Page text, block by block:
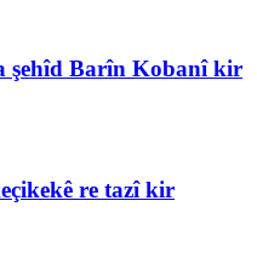
şehîd Barîn Kobanî kir
re tazî kir